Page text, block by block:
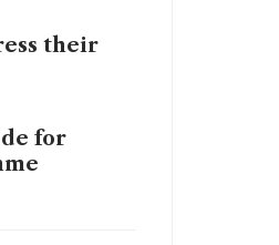
their
for